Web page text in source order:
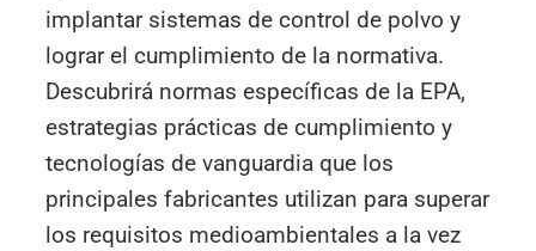
implantar sistemas de control de polvo y
lograr el cumplimiento de la normativa.
Descubrirá normas específicas de la EPA,
estrategias prácticas de cumplimiento y
tecnologías de vanguardia que los
principales fabricantes utilizan para superar
los requisitos medioambientales a la vez